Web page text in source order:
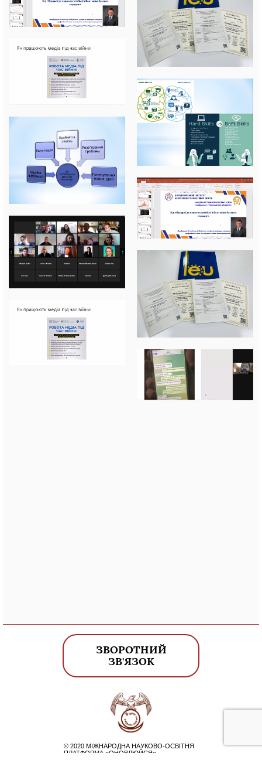
ЗВОРОТНИЙ
ЗВ'ЯЗОК
© 2020 МІЖНАРОДНА НАУКОВО-ОСВІТНЯ
ПЛАТФОРМА «ОНОВЛЮЙСЯ»